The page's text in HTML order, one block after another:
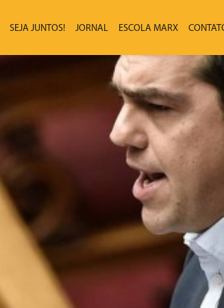
SEJA JUNTOS! JORNAL ESCOLA MARX